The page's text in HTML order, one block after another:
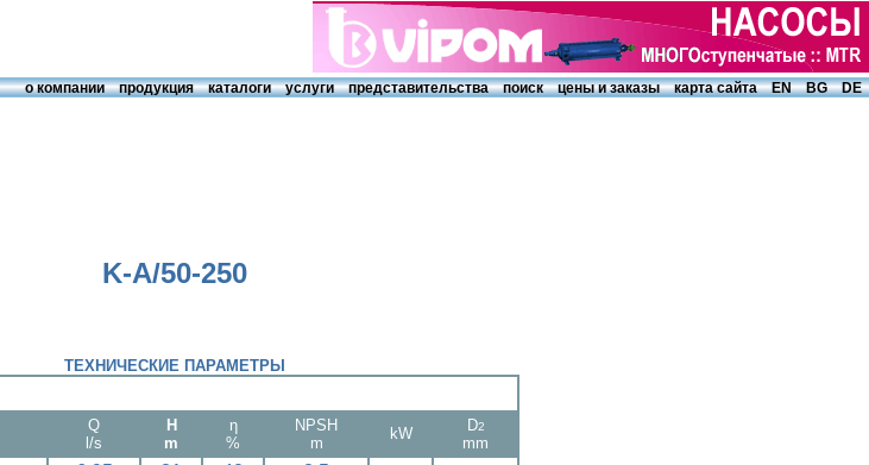
о компании продукция каталоги услуги представительства поиск цены и заказы карта сайта EN BG DE
K-A/50-250
ТЕХНИЧЕСКИЕ ПАРАМЕТРЫ
Q
l/s
H
m
η
%
NPSH
m
kW D2
mm